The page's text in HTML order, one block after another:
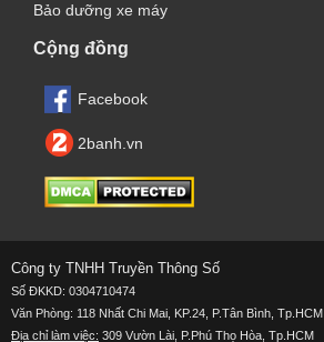
Bảo dưỡng xe máy
Cộng đồng
Facebook
2banh.vn
Công ty TNHH Truyền Thông Số
Số ĐKKD: 0304710474
Văn Phòng: 118 Nhất Chi Mai, KP.24, P.Tân Bình, Tp.HCM
Địa chỉ làm việc: 309 Vườn Lài, P.Phú Thọ Hòa, Tp.HCM